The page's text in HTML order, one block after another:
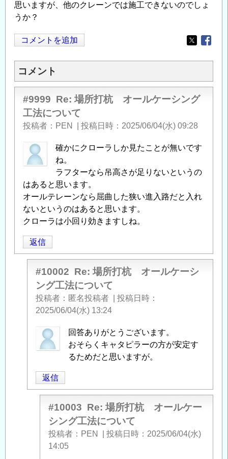
思いますが、他のクレーンでは施工できないのでしょ
うか？
コメントを追加
Opens in
コメント
#9999 Re: 場所打杭 オールケーシング
工法について
投稿者 PEN 投稿日時 2025/06/04(水) 09:28
確かにクローラしか見たことが無いです
ね。
ラフターなら吊高さが足りないというの
はあると思います。
オールテレーンなら屈曲した狭い進入路だと入れ
ないというのはあると思います。
クローラは小回り効きますしね。
返信
#10002 Re: 場所打杭 オールケーシ
ング工法について
投稿者 匿名投稿者
投稿日時
2025/06/04(水) 13:24
匿
名
者
に
Re:
回答ありがとうございます。
おそらくキャタピラーの方が安定す
るためだと思いますが。
返信
#10003 Re: 場所打杭 オールケー
シング工法について
投稿者 PEN 投稿日時
2025/06/04(水)
14:05